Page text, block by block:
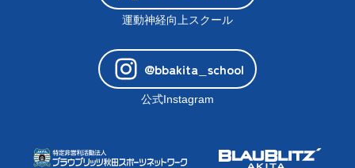
運動神経向上スクール
@bbakita_school
公式Instagram